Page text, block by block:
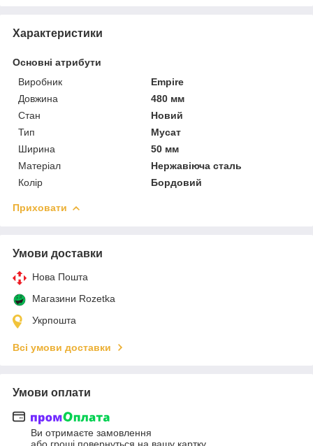
Характеристики
Основні атрибути
Виробник
Empire
Довжина
480 мм
Стан
Новий
Тип
Мусат
Ширина
50 мм
Матеріал
Нержавіюча сталь
Колір
Бордовий
Приховати
Умови доставки
Нова Пошта
Магазини Rozetka
Укрпошта
Всі умови доставки
Умови оплати
Ви отримаєте замовлення